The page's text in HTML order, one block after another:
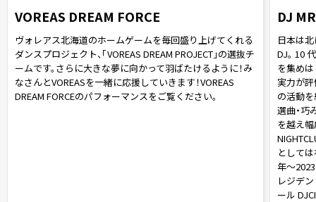
VOREAS DREAM FORCE
ヴォレアス北海道のホームゲームを毎回盛り上げてくれる
ダンスプロジェクト、「VOREAS DREAM PROJECT」の選抜チ
ームです。さらに大きな夢に向かって羽ばたけるように！み
なさんとVOREASを一緒に応援していきます！VOREAS
DREAM FORCEのパフォーマンスをご覧ください。
DJ
日本は
DJ。 10
を集め
実力が評
の活動を
選曲・巧
を越え
として
年～
レジデ
ール